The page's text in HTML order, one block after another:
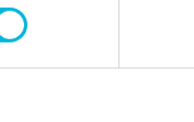
des